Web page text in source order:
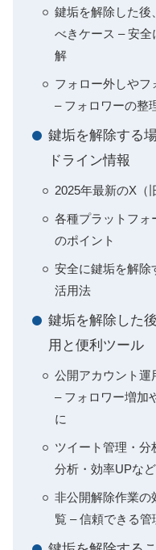
鍵垢を解除した後
べきケース – 安
解
フォロー外しや
– フォロワーの整
鍵垢を解除する
ドライン情報
2025年最新のX（
各種プラットフォ
のポイント
安全に鍵垢を解除
活用法
鍵垢を解除した
用と便利ツール
公開アカウント運
– フォロワー増加
に
ツイート管理・分
分析・効率UPな
非公開解除作業の
覧 – 信頼できる